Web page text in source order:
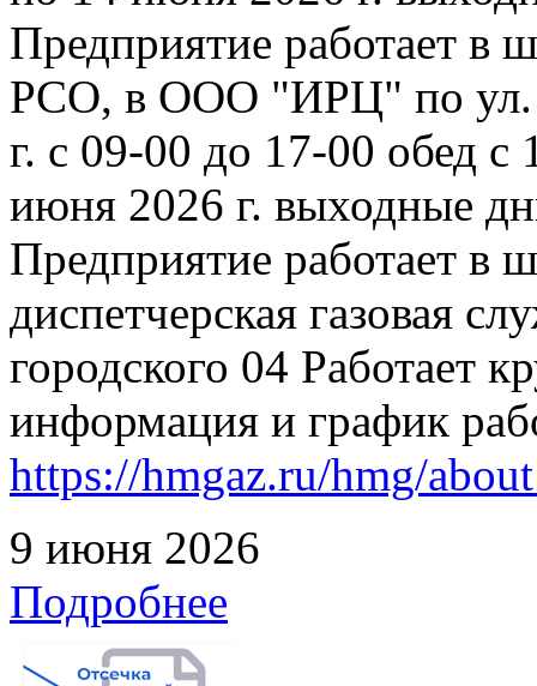
Предприятие работает в
РСО, в ООО "ИРЦ" по ул.
г. с 09-00 до 17-00 обед
июня 2026 г. выходные
Предприятие работает в
диспетчерская газовая
городского 04 Работает
информация и график
https://hmgaz.ru/hmg/
9 июня 2026
Подробнее